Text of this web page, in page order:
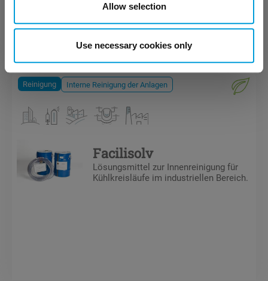
Allow selection
Use necessary cookies only
Reinigung Interne Reinigung der Anlagen
Facilisolv
Lösungsmittel zur Innenreinigung für
Kühlkreisläufe im industriellen Bereich.